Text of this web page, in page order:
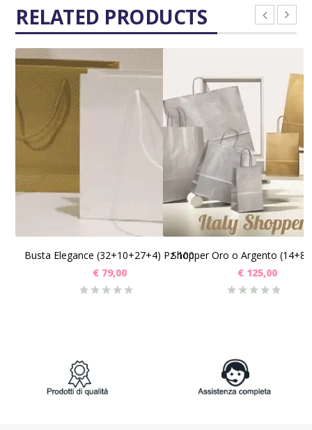
RELATED PRODUCTS
SCEGLI
Busta Elegance (32+10+27+4) Pz 100
€79,00
SCEGLI
€125,00